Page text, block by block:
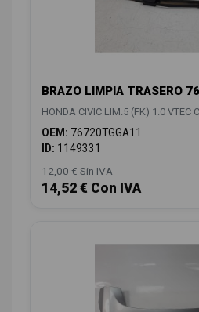
BRAZO LIMPIA TRASERO
HONDA CIVIC LIM.5 (FK) 1.0 VTEC
OEM: 76720TGGA11
ID: 1149331
12,00 € Sin IVA
14,52 € Con IVA